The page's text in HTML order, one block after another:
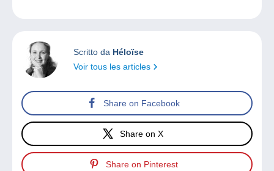
Scritto da Héloïse
Voir tous les articles
Share on Facebook
Share on X
Share on Pinterest